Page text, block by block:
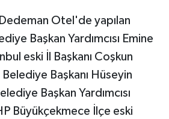
Otel'de yapılan
Başkan Yardımcısı Emine
eski İl Başkanı Coşkun
Belediye Başkanı Hüseyin
Başkan Yardımcısı
Büyükçekmece İlçe eski